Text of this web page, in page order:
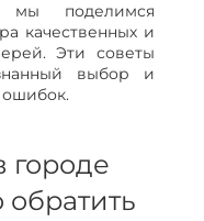
поделимся
качественных и
Эти советы
выбор и
ошибок.
городе
обратить